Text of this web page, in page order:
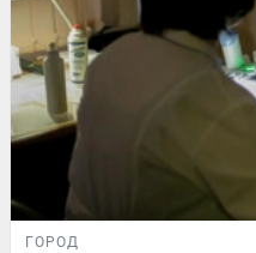
ГОРОД